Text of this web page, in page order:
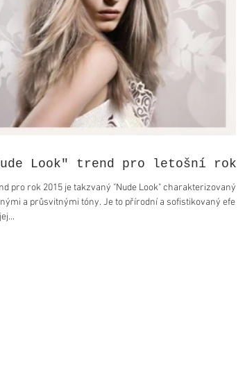
Look" trend pro letošní rok
pro rok 2015 je takzvaný "Nude Look" charakterizovaný
a průsvitnými tóny. Je to přírodní a sofistikovaný efekt a